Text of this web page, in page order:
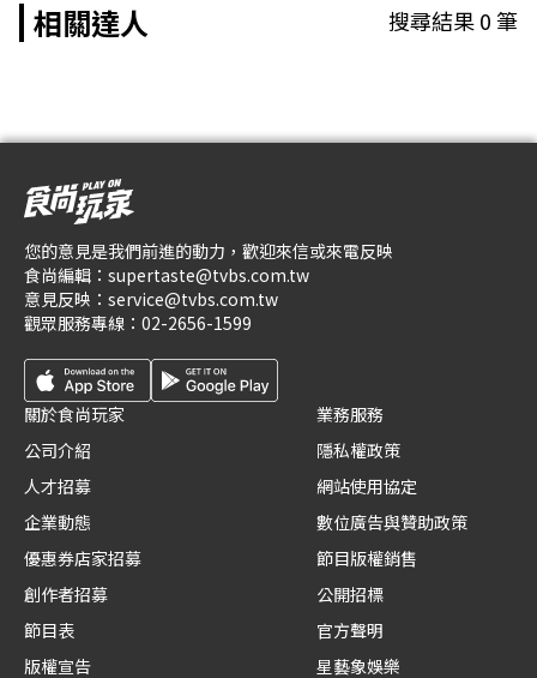
相關達人 搜尋結果0筆
您的意見是我們前進的動力，歡迎來信或來電反映
食尚編輯： supertaste@tvbs.com.tw
意見反映： service@tvbs.com.tw
觀眾服務專線： 02-2656-1599
關於食尚玩家
公司介紹
人才招募
企業動態
優惠券店家招募
創作者招募
節目表
版權宣告
業務服務
隱私權政策
網站使用協定
數位廣告與贊助政策
節目版權銷售
公開招標
官方聲明
星藝象娛樂